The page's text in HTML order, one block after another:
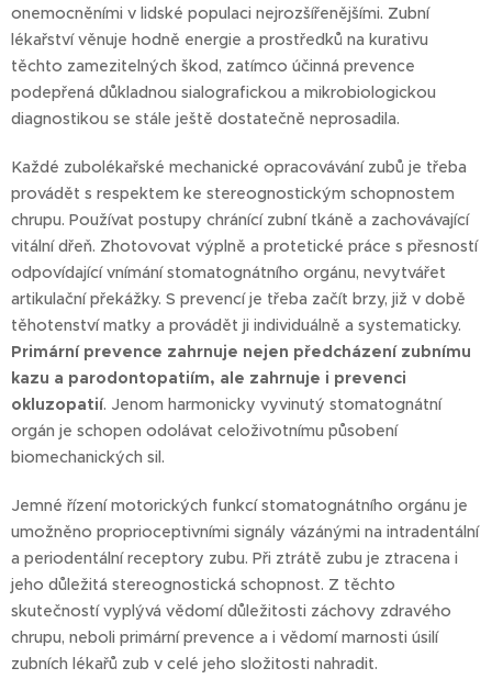
onemocněními v lidské populaci nejrozšířenějšími. Zubní
lékařství věnuje hodně energie a prostředků na kurativu
těchto zamezitelných škod, zatímco účinná prevence
podepřená důkladnou sialografickou a mikrobiologickou
diagnostikou se stále ještě dostatečně neprosadila.
Každé zubolékařské mechanické opracovávání zubů je třeba
provádět s respektem ke stereognostickým schopnostem
chrupu. Používat postupy chránící zubní tkáně a zachovávající
vitální dřeň. Zhotovovat výplně a protetické práce s přesností
odpovídající vnímání stomatognátního orgánu, nevytvářet
artikulační překážky. S prevencí je třeba začít brzy, již v době
těhotenství matky a provádět ji individuálně a systematicky.
Primární prevence zahrnuje nejen předcházení zubnímu
kazu a parodontopatiím, ale zahrnuje i prevenci
okluzopatií. Jenom harmonicky vyvinutý stomatognátní
orgán je schopen odolávat celoživotnímu působení
biomechanických sil.
Jemné řízení motorických funkcí stomatognátního orgánu je
umožněno proprioceptivními signály vázánými na intradentální
a periodentální receptory zubu. Při ztrátě zubu je ztracena i
jeho důležitá stereognostická schopnost. Z těchto
skutečností vyplývá vědomí důležitosti záchovy zdravého
chrupu, neboli primární prevence a i vědomí marnosti úsilí
zubních lékařů zub v celé jeho složitosti nahradit.